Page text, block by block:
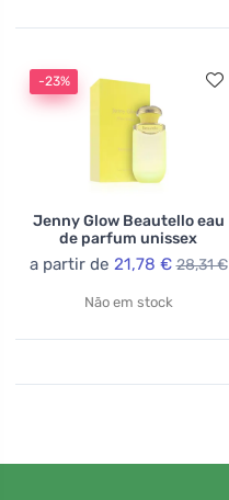
-23%
Jenny Glow Beautello eau
de parfum unissex
a partir de 21,78 € 28,31 €
Não em stock